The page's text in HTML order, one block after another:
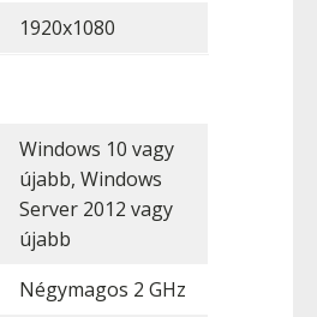
1920x1080
Windows 10 vagy
újabb, Windows
Server 2012 vagy
újabb
Négymagos 2 GHz